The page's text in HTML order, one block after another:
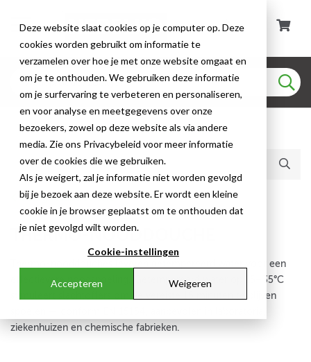
Deze website slaat cookies op je computer op. Deze
cookies worden gebruikt om informatie te
verzamelen over hoe je met onze website omgaat en
om je te onthouden. We gebruiken deze informatie
om je surfervaring te verbeteren en personaliseren,
en voor analyse en meetgegevens over onze
bezoekers, zowel op deze website als via andere
media. Zie ons Privacybeleid voor meer informatie
over de cookies die we gebruiken.
Als je weigert, zal je informatie niet worden gevolgd
bij je bezoek aan deze website. Er wordt een kleine
cookie in je browser geplaatst om te onthouden dat
je niet gevolgd wilt worden.
Cookie-instellingen
Accepteren Weigeren
Huidige producten (4)
Veiligheidsdouche
THERMO-NOODDOUCHE
Thermo-nooddouches leveren getempereerd water voor een
effectievere noodspoeling. Getempereerd water op 15–35°C
stimuleert slachtoffers om de vereiste 15 minuten te blijven
ziekenhuizen en chemische fabrieken.